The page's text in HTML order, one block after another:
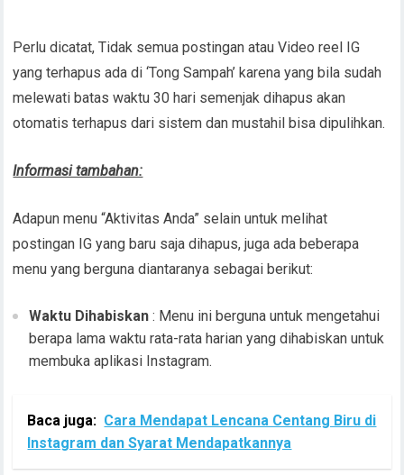
Perlu dicatat, Tidak semua postingan atau Video reel IG
yang terhapus ada di ‘Tong Sampah’ karena yang bila sudah
melewati batas waktu 30 hari semenjak dihapus akan
otomatis terhapus dari sistem dan mustahil bisa dipulihkan.
Informasi tambahan:
Adapun menu “Aktivitas Anda” selain untuk melihat
postingan IG yang baru saja dihapus, juga ada beberapa
menu yang berguna diantaranya sebagai berikut:
Waktu Dihabiskan : Menu ini berguna untuk mengetahui
berapa lama waktu rata-rata harian yang dihabiskan untuk
membuka aplikasi Instagram.
Baca juga: Cara Mendapat Lencana Centang Biru di
Instagram dan Syarat Mendapatkannya